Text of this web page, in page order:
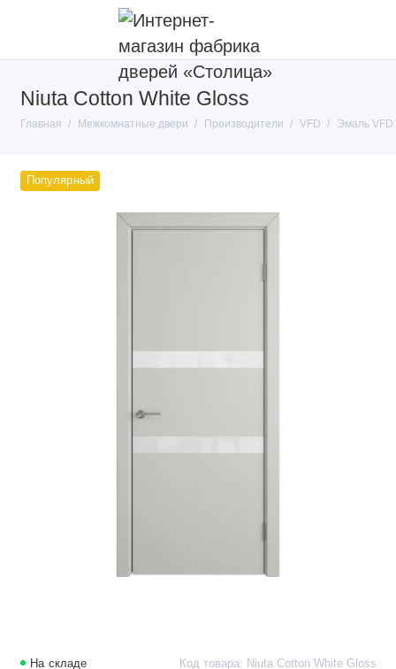
Niuta Cotton White Gloss
Главная Межкомнатные двери Производители VFD Эмаль VFD
Покрытие
Производители
Популярный
На складе Код товара: Niuta Cotton White Gloss